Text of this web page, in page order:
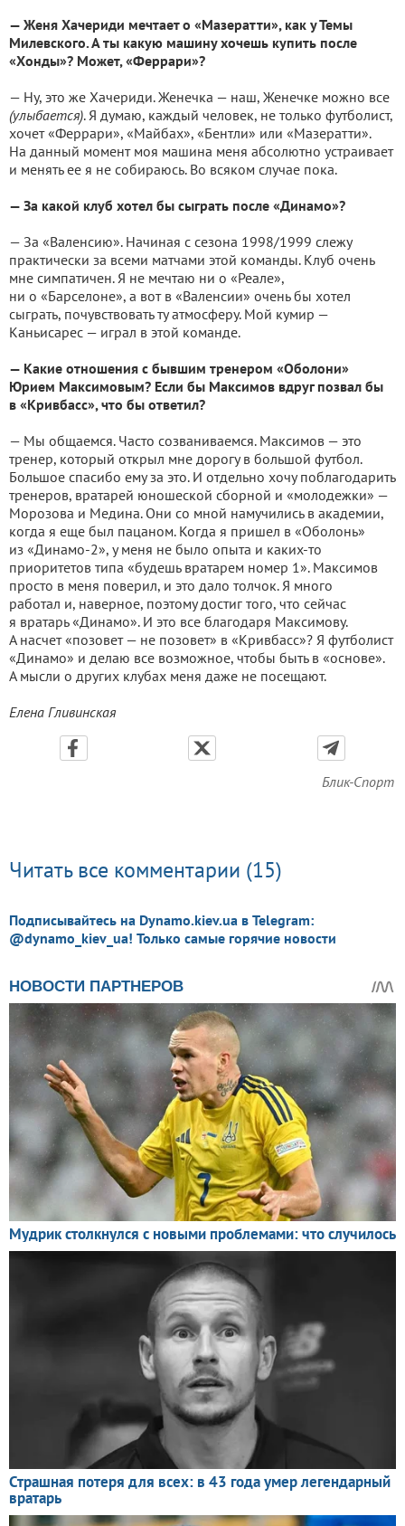
— Женя Хачериди мечтает о «Мазератти», как у Темы
Милевского. А ты какую машину хочешь купить после
«Хонды»? Может, «Феррари»?
— Ну, это же Хачериди. Женечка — наш, Женечке можно все
(улыбается). Я думаю, каждый человек, не только футболист,
хочет «Феррари», «Майбах», «Бентли» или «Мазератти».
На данный момент моя машина меня абсолютно устраивает
и менять ее я не собираюсь. Во всяком случае пока.
— За какой клуб хотел бы сыграть после «Динамо»?
— За «Валенсию». Начиная с сезона 1998/1999 слежу
практически за всеми матчами этой команды. Клуб очень
мне симпатичен. Я не мечтаю ни о «Реале»,
ни о «Барселоне», а вот в «Валенсии» очень бы хотел
сыграть, почувствовать ту атмосферу. Мой кумир —
Каньисарес — играл в этой команде.
— Какие отношения с бывшим тренером «Оболони»
Юрием Максимовым? Если бы Максимов вдруг позвал бы
в «Кривбасс», что бы ответил?
— Мы общаемся. Часто созваниваемся. Максимов — это
тренер, который открыл мне дорогу в большой футбол.
Большое спасибо ему за это. И отдельно хочу поблагодарить
тренеров, вратарей юношеской сборной и «молодежки» —
Морозова и Медина. Они со мной намучились в академии,
когда я еще был пацаном. Когда я пришел в «Оболонь»
из «Динамо-2», у меня не было опыта и каких-то
приоритетов типа «будешь вратарем номер 1». Максимов
просто в меня поверил, и это дало толчок. Я много
работал и, наверное, поэтому достиг того, что сейчас
я вратарь «Динамо». И это все благодаря Максимову.
А насчет «позовет — не позовет» в «Кривбасс»? Я футболист
«Динамо» и делаю все возможное, чтобы быть в «основе».
А мысли о других клубах меня даже не посещают.
Елена Гливинская
Блик-Спорт
Читать все комментарии (15)
Подписывайтесь на Dynamo.kiev.ua в Telegram:
@dynamo_kiev_ua! Только самые горячие новости